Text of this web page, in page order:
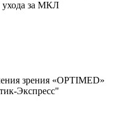
ухода за МКЛ
зрения «OPTIMED»
Экспресс"